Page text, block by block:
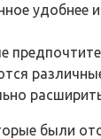
были